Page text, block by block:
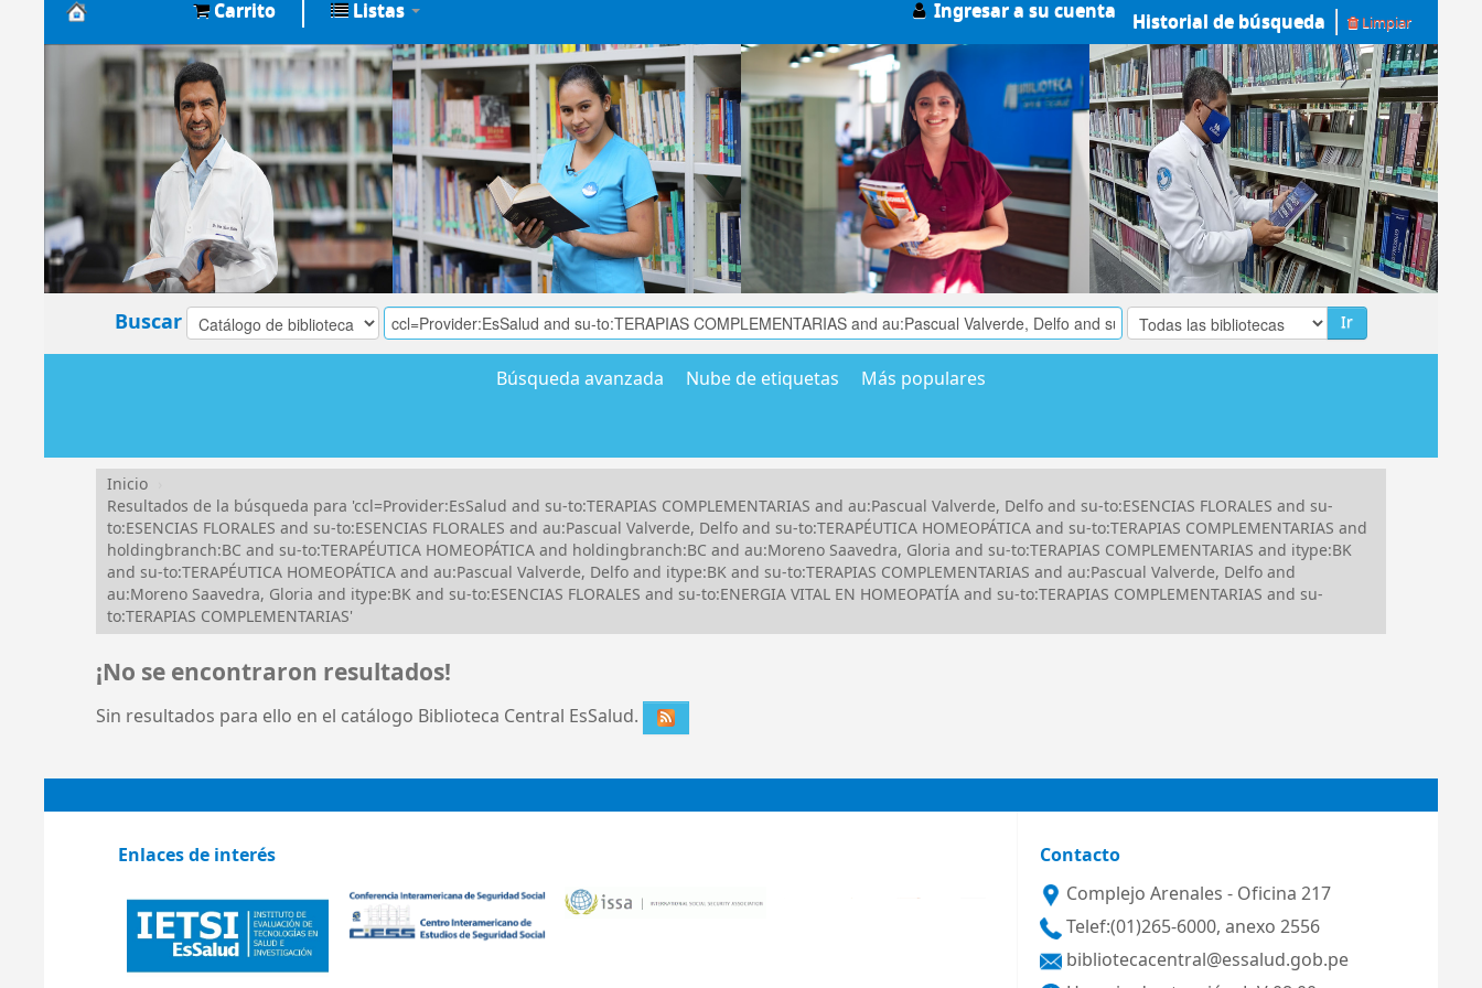
Biblioteca
Central
EsSalud
Carrito Listas Ingresar a su cuenta Historial de búsqueda Limpiar
Buscar Ir
Búsqueda avanzada Nube de etiquetas Más populares
Inicio
Resultados de la búsqueda para 'ccl=Provider:EsSalud and su-to:TERAPIAS COMPLEMENTARIAS and au:Pascual Valverde, Delfo and su-to:ESENCIAS FLORALES and su-
to:ESENCIAS FLORALES and su-to:ESENCIAS FLORALES and au:Pascual Valverde, Delfo and su-to:TERAPÉUTICA HOMEOPÁTICA and su-to:TERAPIAS COMPLEMENTARIAS and
holdingbranch:BC and su-to:TERAPÉUTICA HOMEOPÁTICA and holdingbranch:BC and au:Moreno Saavedra, Gloria and su-to:TERAPIAS COMPLEMENTARIAS and itype:BK
and su-to:TERAPÉUTICA HOMEOPÁTICA and au:Pascual Valverde, Delfo and itype:BK and su-to:TERAPIAS COMPLEMENTARIAS and au:Pascual Valverde, Delfo and
au:Moreno Saavedra, Gloria and itype:BK and su-to:ESENCIAS FLORALES and su-to:ENERGIA VITAL EN HOMEOPATÍA and su-to:TERAPIAS COMPLEMENTARIAS and su-
to:TERAPIAS COMPLEMENTARIAS'
¡No se encontraron resultados!
Sin resultados para ello en el catálogo Biblioteca Central EsSalud.
Enlaces de interés
Contacto
Complejo Arenales - Oficina 217
Telef:(01)265-6000, anexo 2556
bibliotecacentral@essalud.gob.pe